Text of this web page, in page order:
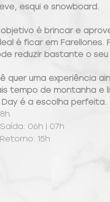
esqui e snowboard.
objetivo é brincar e
é ficar em Farellones.
reduzir bastante o
quer uma experiência
tempo de montanha e
Day é a escolha perfeita.
06h | 07h
15h